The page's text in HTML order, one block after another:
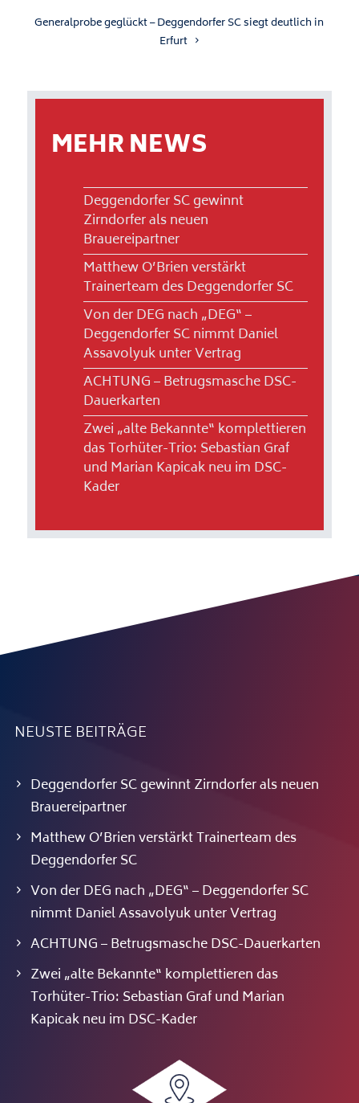
Generalprobe geglückt – Deggendorfer SC siegt deutlich in
Erfurt
MEHR NEWS
Deggendorfer SC gewinnt
Zirndorfer als neuen
Brauereipartner
Matthew O’Brien verstärkt
Trainerteam des Deggendorfer SC
Von der DEG nach „DEG“ –
Deggendorfer SC nimmt Daniel
Assavolyuk unter Vertrag
ACHTUNG – Betrugsmasche DSC-
Dauerkarten
Zwei „alte Bekannte“ komplettieren
das Torhüter-Trio: Sebastian Graf
und Marian Kapicak neu im DSC-
Kader
NEUSTE BEITRÄGE
Deggendorfer SC gewinnt Zirndorfer als neuen
Brauereipartner
Matthew O’Brien verstärkt Trainerteam des
Deggendorfer SC
Von der DEG nach „DEG“ – Deggendorfer SC
nimmt Daniel Assavolyuk unter Vertrag
ACHTUNG – Betrugsmasche DSC-Dauerkarten
Zwei „alte Bekannte“ komplettieren das
Torhüter-Trio: Sebastian Graf und Marian
Kapicak neu im DSC-Kader